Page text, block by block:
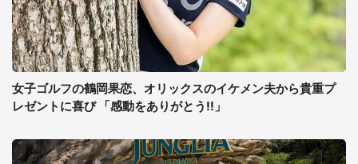
女子ゴルフの鶴岡果恋、オリックスのイケメン夫から貴重プ
レゼントに喜び 「感動をありがとう!!」